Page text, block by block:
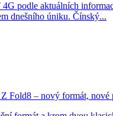
podle aktuálních
dnešního úniku. Čínský...
Fold8 – nový formát, nové